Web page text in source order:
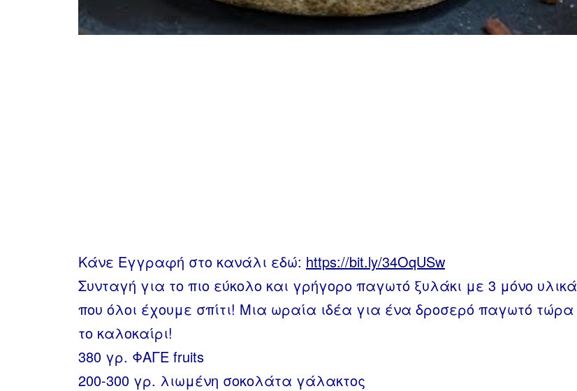
Κάνε Εγγραφή στο κανάλι εδώ: https://bit.ly/34OqUSw
Συνταγή για το πιο εύκολο και γρήγορο παγωτό ξυλάκι με 3 μόνο υλικά
που όλοι έχουμε σπίτι! Μια ωραία ιδέα για ένα δροσερό παγωτό τώρα
το καλοκαίρι!
380 γρ. ΦΑΓΕ fruits
200-300 γρ. λιωμένη σοκολάτα γάλακτος